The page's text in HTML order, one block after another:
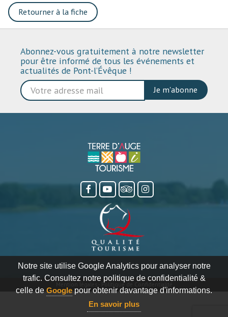
Notre site utilise Google Analytics pour analyser notre
trafic. Consultez notre politique de confidentialité &
celle de Google pour obtenir davantage d'informations.
En savoir plus
Retourner à la fiche
Abonnez-vous gratuitement à notre newsletter
pour être informé de tous les événements et
actualités de Pont-l’Évêque !
Je m'abonne
Politique de Confidentialité